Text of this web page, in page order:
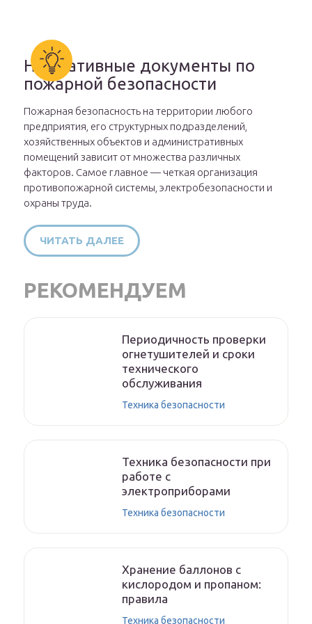
Нормативные документы по
пожарной безопасности
Пожарная безопасность на территории любого
предприятия, его структурных подразделений,
хозяйственных объектов и административных
помещений зависит от множества различных
факторов. Самое главное — четкая организация
противопожарной системы, электробезопасности и
охраны труда.
ЧИТАТЬ ДАЛЕЕ
РЕКОМЕНДУЕМ
Периодичность проверки
огнетушителей и сроки
технического
обслуживания
Техника безопасности
Техника безопасности при
работе с
электроприборами
Техника безопасности
Хранение баллонов с
кислородом и пропаном:
правила
Техника безопасности